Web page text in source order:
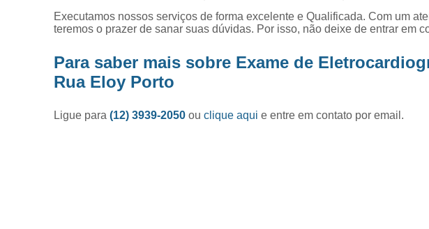
Executamos nossos serviços de forma excelente e Qualificada. Com um
teremos o prazer de sanar suas dúvidas. Por isso, não deixe de entrar em
Para saber mais sobre Exame de
Rua Eloy Porto
Ligue para(12) 3939-2050ouclique aqui e entre em contato por email.